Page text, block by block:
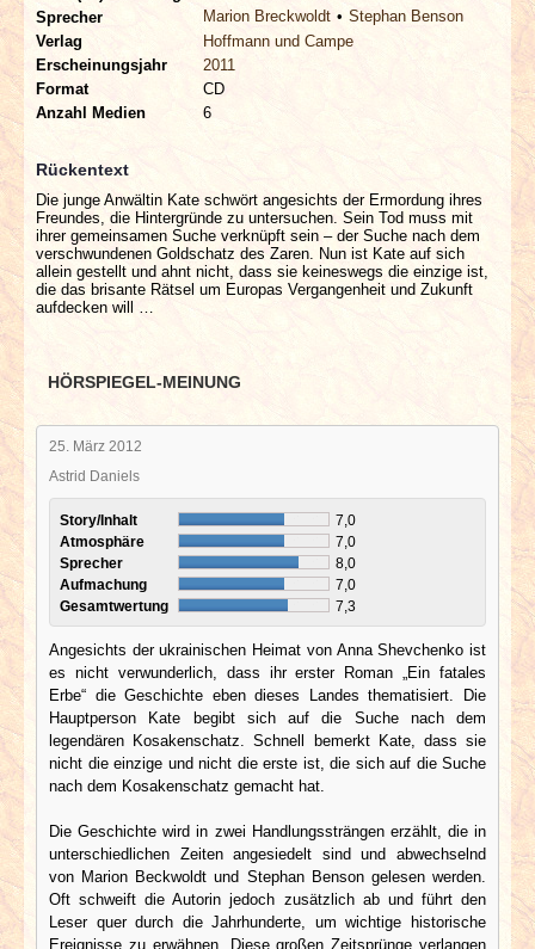
REDAKTION
LINKS
Sprecher
Marion Breckwoldt
Stephan Benson
Verlag
Hoffmann und Campe
Erscheinungsjahr
2011
Format
CD
Anzahl Medien
6
Rückentext
Die junge Anwältin Kate schwört angesichts der Ermordung ihres
Freundes, die Hintergründe zu untersuchen. Sein Tod muss mit
ihrer gemeinsamen Suche verknüpft sein – der Suche nach dem
verschwundenen Goldschatz des Zaren. Nun ist Kate auf sich
allein gestellt und ahnt nicht, dass sie keineswegs die einzige ist,
die das brisante Rätsel um Europas Vergangenheit und Zukunft
aufdecken will …
HÖRSPIEGEL-MEINUNG
25. März 2012
Astrid Daniels
Story/Inhalt
7,0
Atmosphäre
7,0
Sprecher
8,0
Aufmachung
7,0
Gesamtwertung
7,3
Angesichts der ukrainischen Heimat von Anna Shevchenko ist
es nicht verwunderlich, dass ihr erster Roman „Ein fatales
Erbe“ die Geschichte eben dieses Landes thematisiert. Die
Hauptperson Kate begibt sich auf die Suche nach dem
legendären Kosakenschatz. Schnell bemerkt Kate, dass sie
nicht die einzige und nicht die erste ist, die sich auf die Suche
nach dem Kosakenschatz gemacht hat.
Die Geschichte wird in zwei Handlungssträngen erzählt, die in
unterschiedlichen Zeiten angesiedelt sind und abwechselnd
von Marion Beckwoldt und Stephan Benson gelesen werden.
Oft schweift die Autorin jedoch zusätzlich ab und führt den
Leser quer durch die Jahrhunderte, um wichtige historische
Ereignisse zu erwähnen. Diese großen Zeitsprünge verlangen